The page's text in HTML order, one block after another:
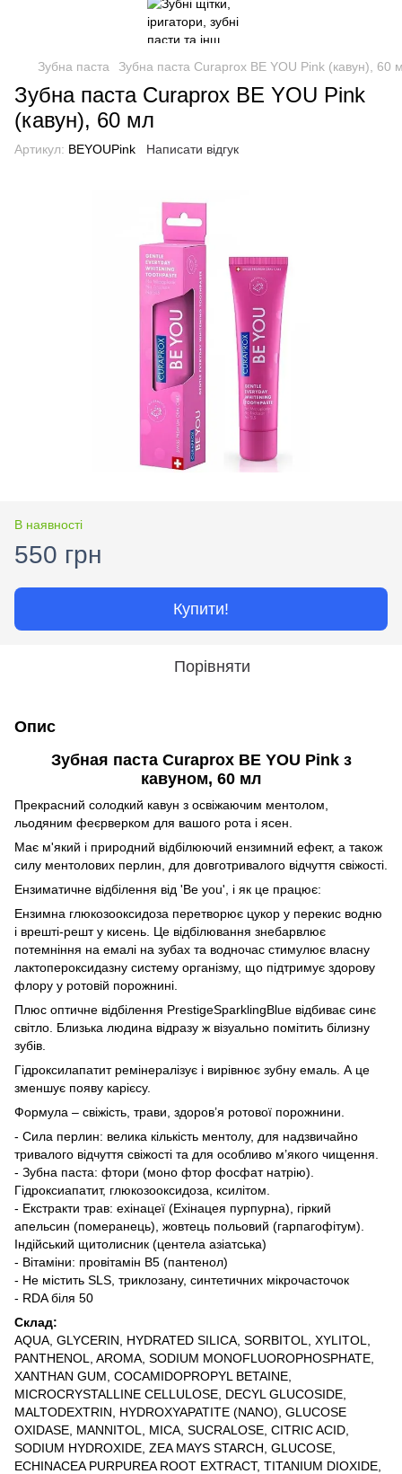
Зубна паста Зубна паста Curaprox BE YOU Pink (кавун), 60
Зубна паста Curaprox BE YOU Pink
(кавун), 60 мл
Артикул: BEYOUPink Написати відгук
В наявності
550 грн
Купити!
Порівняти
Опис
Зубная паста Curaprox BE YOU Pink з
кавуном, 60 мл
Прекрасний солодкий кавун з освіжаючим ментолом,
льодяним феєрверком для вашого рота і ясен.
Має м'який і природний відбілюючий ензимний ефект, а також
силу ментолових перлин, для довготривалого відчуття свіжості.
Ензиматичне відбілення від 'Be you', і як це працює:
Ензимна глюкозооксидоза перетворює цукор у перекис водню
і врешті-решт у кисень. Це відбілювання знебарвлює
потемніння на емалі на зубах та водночас стимулює власну
лактопероксидазну систему організму, що підтримує здорову
флору у ротовій порожнині.
Плюс оптичне відбілення PrestigeSparklingBlue відбиває синє
світло. Близька людина відразу ж візуально помітить білизну
зубів.
Гідроксилапатит ремінералізує і вирівнює зубну емаль. А це
зменшує появу карієсу.
Формула – свіжість, трави, здоров’я ротової порожнини.
- Сила перлин: велика кількість ментолу, для надзвичайно
тривалого відчуття свіжості та для особливо м’якого чищення.
- Зубна паста: фтори (моно фтор фосфат натрію).
Гідроксиапатит, глюкозооксидоза, ксилітом.
- Екстракти трав: ехінацеї (Ехінацея пурпурна), гіркий
апельсин (померанець), жовтець польовий (гарпагофітум).
Індійський щитолисник (центела азіатська)
- Вітаміни: провітамін B5 (пантенол)
- Не містить SLS, триклозану, синтетичних мікрочасточок
- RDA біля 50
Склад:
AQUA, GLYCERIN, HYDRATED SILICA, SORBITOL, XYLITOL,
PANTHENOL, AROMA, SODIUM MONOFLUOROPHOSPHATE,
XANTHAN GUM, COCAMIDOPROPYL BETAINE,
MICROCRYSTALLINE CELLULOSE, DECYL GLUCOSIDE,
MALTODEXTRIN, HYDROXYAPATITE (NANO), GLUCOSE
OXIDASE, MANNITOL, MICA, SUCRALOSE, CITRIC ACID,
SODIUM HYDROXIDE, ZEA MAYS STARCH, GLUCOSE,
ECHINACEA PURPUREA ROOT EXTRACT, TITANIUM DIOXIDE,